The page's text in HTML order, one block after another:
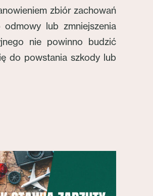
zbiór zachowań
lub zmniejszenia
nie powinno budzić
do powstania szkody lub